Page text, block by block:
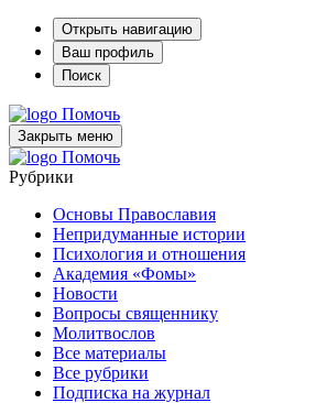
Открыть навигацию
Ваш профиль
Поиск
Помочь
Закрыть меню
Помочь
Рубрики
Основы Православия
Непридуманные истории
Психология и отношения
Академия «Фомы»
Новости
Вопросы священнику
Молитвослов
Все материалы
Все рубрики
Подписка на журнал